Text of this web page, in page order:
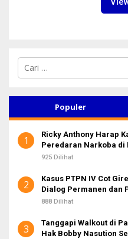
C
i
n
u
k
Populer
1
Ricky Anthony Harap
Peredaran Narkoba di
925 Dilihat
2
Kasus PTPN IV Cot
Dialog Permanen dan
888 Dilihat
3
Tanggapi Walkout di
Hak Bobby Nasution